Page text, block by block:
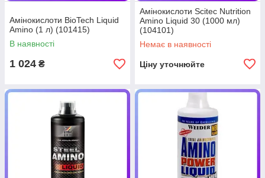
Амінокислоти BioTech Liquid
Amino (1 л) (101415)
В наявності
1 024 ₴
Амінокислоти Scitec Nutrition
Amino Liquid 30 (1000 мл)
(104101)
Немає в наявності
Ціну уточнюйте